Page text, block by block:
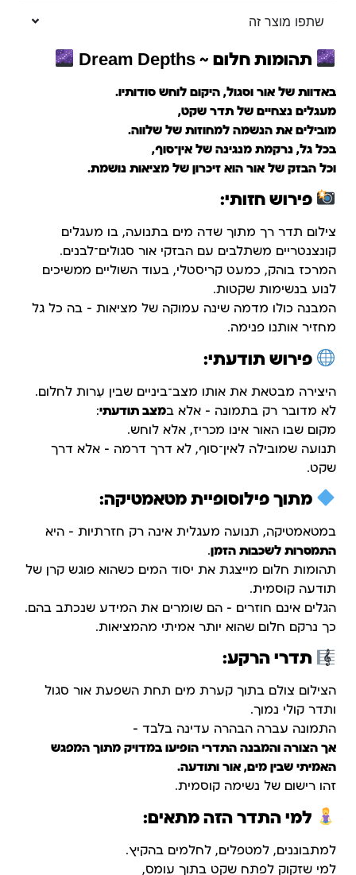
שתפו מוצר זה
תהומות חלום ~ Dream Depths
באדוות של אור וסגול, היקום לוחש סודותיו.
מעגלים נצחיים של תדר שקט,
מובילים את הנשמה למחוזות של שלווה.
בכל גל, נרקמת מנגינה של אין־סוף,
וכל הבזק של אור הוא זיכרון של מציאות נושמת.
פירוש חזותי:
צילום תדר רך מתוך שדה מים בתנועה, בו מעגלים
קונצנטריים משתלבים עם הבזקי אור סגולים־לבנים.
המרכז בוהק, כמעט קריסטלי, בעוד השוליים ממשיכים
לנוע בנשימות שקטות.
המבנה כולו מדמה שינה עמוקה של מציאות – בה כל גל
מחזיר אותנו פנימה.
פירוש תודעתי:
היצירה מבטאת את אותו מצב־ביניים שבין עֵרות לחלום.
לא מדובר רק בתמונה – אלא במצב תודעתי:
מקום שבו האור אינו מכריז, אלא לוחש.
תנועה שמובילה לאין־סוף, לא דרך דרמה – אלא דרך
שקט.
מתוך פילוסופיית מטאמטיקה:
במטאמטיקה, תנועה מעגלית אינה רק חזרתיות – היא
התמסרות לשכבות הזמן.
תהומות חלום מייצגת את יסוד המים כשהוא פוגש קרן של
תודעה קוסמית.
הגלים אינם חוזרים – הם שומרים את המידע שנכתב בהם.
כך נרקם חלום שהוא יותר אמיתי מהמציאות.
תדרי הרקע:
הצילום צולם בתוך קערת מים תחת השפעת אור סגול
ותדר קולי נמוך.
התמונה עברה הבהרה עדינה בלבד –
אך הצורה והמבנה התדרי הופיעו במדויק מתוך המפגש
האמיתי שבין מים, אור ותודעה.
זהו רישום של נשימה קוסמית.
למי התדר הזה מתאים:
למתבוננים, למטפלים, לחלמים בהקיץ.
למי שזקוק לפתח שקט בתוך עומס,